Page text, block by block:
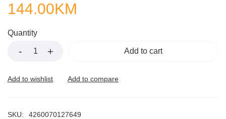
144.00KM
Quantity
Add to cart
SKU: 4260070127649